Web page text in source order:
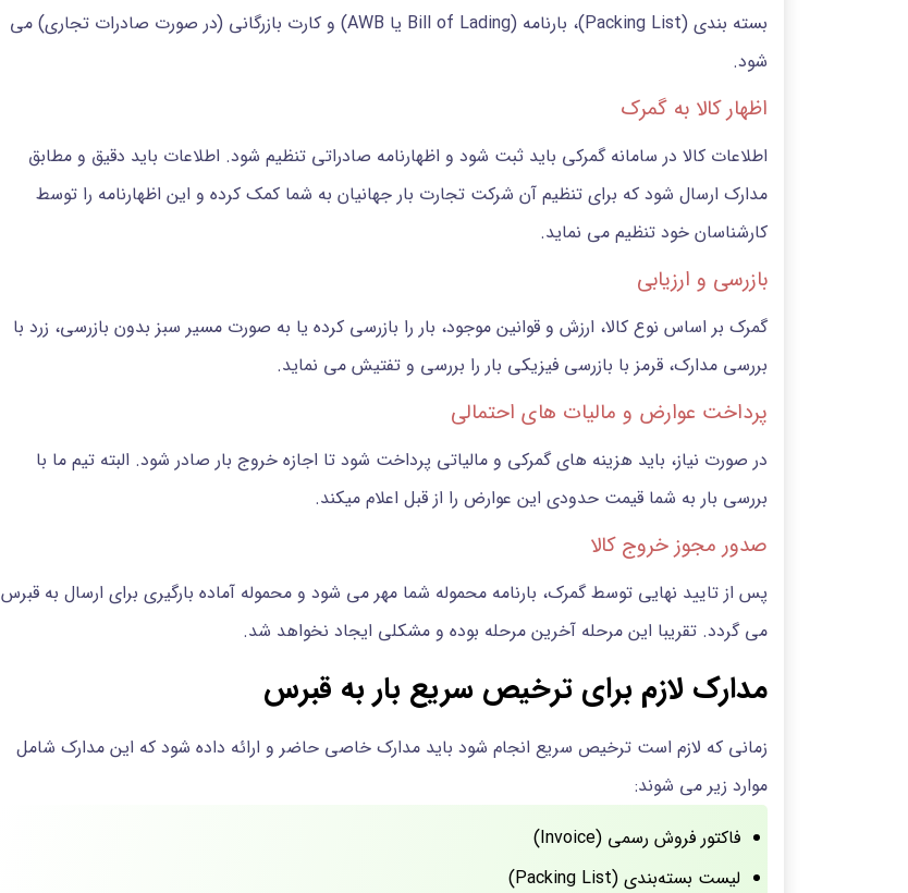
بسته بندی (Packing List)، بارنامه (Bill of Lading یا AWB) و کارت بازرگانی (در صورت صادرات تجاری) می
شود.
اظهار کالا به گمرک
اطلاعات کالا در سامانه گمرکی باید ثبت شود و اظهارنامه صادراتی تنظیم شود. اطلاعات باید دقیق و مطابق
مدارک ارسال شود که برای تنظیم آن شرکت تجارت بار جهانیان به شما کمک کرده و این اظهارنامه را توسط
کارشناسان خود تنظیم می نماید.
بازرسی و ارزیابی
گمرک بر اساس نوع کالا، ارزش و قوانین موجود، بار را بازرسی کرده یا به صورت مسیر سبز بدون بازرسی، زرد با
بررسی مدارک، قرمز با بازرسی فیزیکی بار را بررسی و تفتیش می نماید.
پرداخت عوارض و مالیات های احتمالی
در صورت نیاز، باید هزینه های گمرکی و مالیاتی پرداخت شود تا اجازه خروج بار صادر شود. البته تیم ما با
بررسی بار به شما قیمت حدودی این عوارض را از قبل اعلام میکند.
صدور مجوز خروج کالا
پس از تایید نهایی توسط گمرک، بارنامه محموله شما مهر می شود و محموله آماده بارگیری برای ارسال به قبرس
می گردد. تقریبا این مرحله آخرین مرحله بوده و مشکلی ایجاد نخواهد شد.
مدارک لازم برای ترخیص سریع بار به قبرس
زمانی که لازم است ترخیص سریع انجام شود باید مدارک خاصی حاضر و ارائه داده شود که این مدارک شامل
موارد زیر می شوند:
فاکتور فروش رسمی (Invoice)
لیست بسته‌بندی (Packing List)